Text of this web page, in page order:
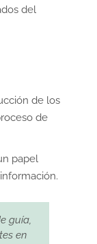
del
de los
de
papel
guía,
en